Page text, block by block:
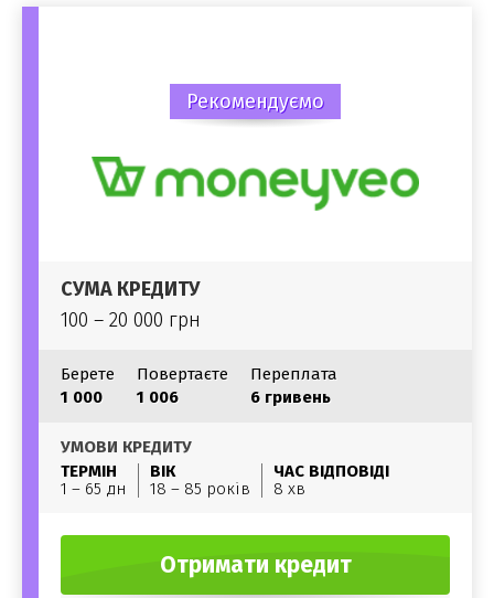
Рекомендуємо
СУМА КРЕДИТУ
100 – 20 000 грн
Берете
1 000
Повертаєте
1 006
Переплата
6 гривень
УМОВИ КРЕДИТУ
ТЕРМІН
1 – 65 дн
ВІК
18 – 85 років
ЧАС ВІДПОВІДІ
8 хв
Отримати кредит